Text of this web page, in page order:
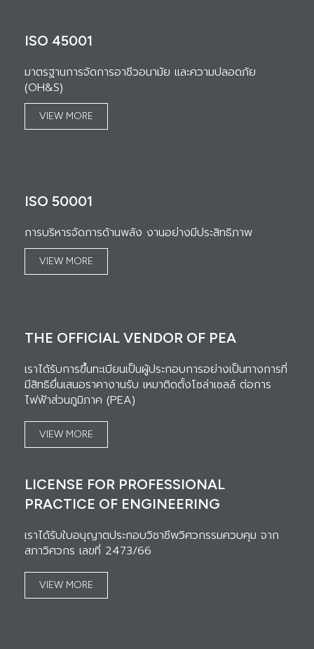
ISO 45001
มาตรฐานการจัดการอาชีวอนามัย และความปลอดภัย
(OH&S)
VIEW MORE
ISO 50001
การบริหารจัดการด้านพลัง งานอย่างมีประสิทธิภาพ
VIEW MORE
THE OFFICIAL VENDOR OF PEA
เราได้รับการขึ้นทะเบียนเป็นผู้ประกอบการอย่างเป็นทางการที่
มีสิทธิยื่นเสนอราคางานรับ เหมาติดตั้งโซล่าเซลล์ ต่อการ
ไฟฟ้าส่วนภูมิภาค (PEA)
VIEW MORE
LICENSE FOR PROFESSIONAL
PRACTICE OF ENGINEERING
เราได้รับใบอนุญาตประกอบวิชาชีพวิศวกรรมควบคุม จาก
สภาวิศวกร เลขที่ 2473/66
VIEW MORE